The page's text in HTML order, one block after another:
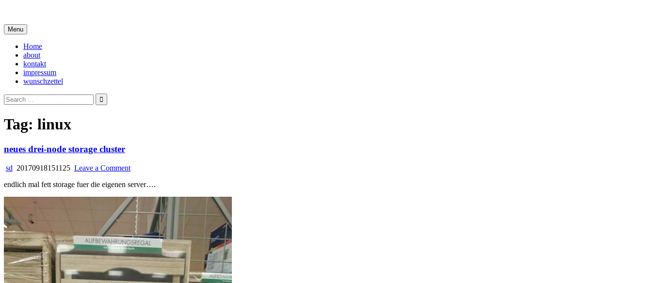
content
Menu
Home
about
kontakt
impressum
wunschzettel
Search
for:
Tag: linux
neues drei-node storage cluster
sd 20170918151125 Leave a Commenton
drei-
storage
cluster
endlich mal fett storage fuer die eigenen server….